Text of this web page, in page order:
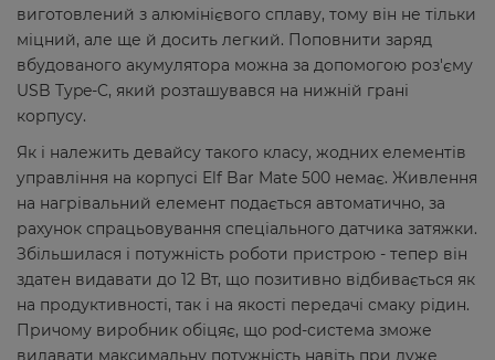
виготовлений з алюмінієвого сплаву, тому він не тільки
міцний, але ще й досить легкий. Поповнити заряд
вбудованого акумулятора можна за допомогою роз'єму
USB Type-C, який розташувався на нижній грані
корпусу.
Як і належить девайсу такого класу, жодних елементів
управління на корпусі Elf Bar Mate 500 немає. Живлення
на нагрівальний елемент подається автоматично, за
рахунок спрацьовування спеціального датчика затяжки.
Збільшилася і потужність роботи пристрою - тепер він
здатен видавати до 12 Вт, що позитивно відбивається як
на продуктивності, так і на якості передачі смаку рідин.
Причому виробник обіцяє, що pod-система зможе
видавати максимальну потужність навіть при дуже